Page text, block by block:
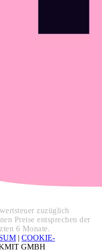
zuzüglich
Preise entsprechen der
6 Monate.
| COOKIE-
GMBH